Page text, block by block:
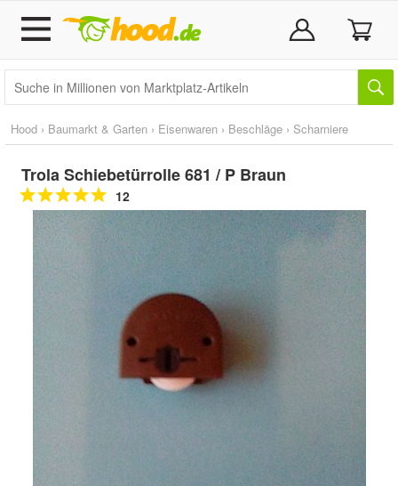
Hood › Baumarkt & Garten › Eisenwaren › Beschläge › Scharniere
Trola Schiebetürrolle 681 / P Braun
12